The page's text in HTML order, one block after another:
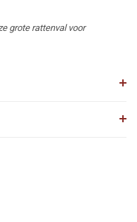
grote rattenval voor